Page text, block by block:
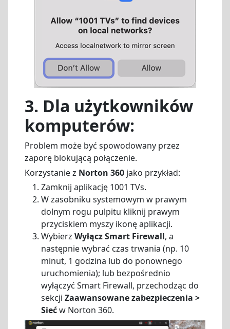
3. Dla użytkowników
komputerów:
Problem może być spowodowany przez
zaporę blokującą połączenie.
Korzystanie z Norton 360 jako przykład:
Zamknij aplikację 1001 TVs.
W zasobniku systemowym w prawym
dolnym rogu pulpitu kliknij prawym
przyciskiem myszy ikonę aplikacji.
Wybierz Wyłącz Smart Firewall, a
następnie wybrać czas trwania (np. 10
minut, 1 godzina lub do ponownego
uruchomienia); lub bezpośrednio
wyłączyć Smart Firewall, przechodząc do
sekcji Zaawansowane zabezpieczenia >
Siećw Norton 360.